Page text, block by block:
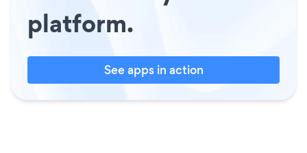
platform.
See apps in action